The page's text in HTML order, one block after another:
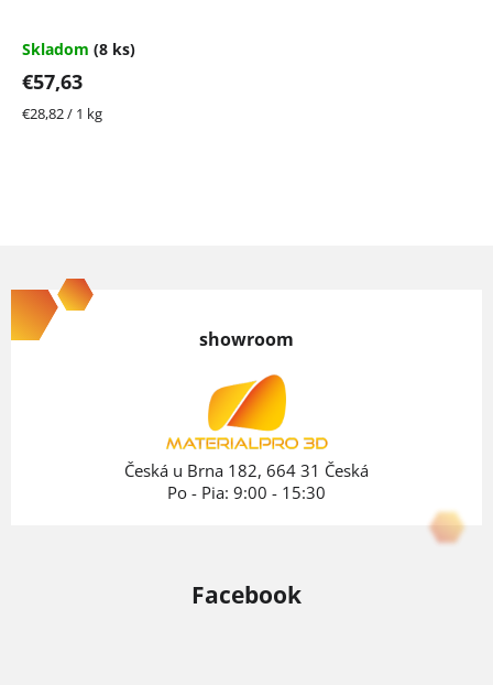
Skladom (8 ks)
€57,63
Jednotková
€28,82 / 1 kg
á
p
showroom
Česká u Brna 182, 664 31 Česká
Po - Pia: 9:00 - 15:30
Facebook